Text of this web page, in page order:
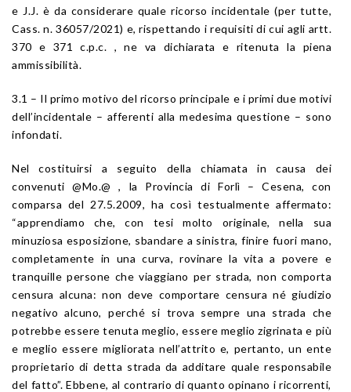
e J.J. è da considerare quale ricorso incidentale (per tutte,
Cass. n. 36057/2021) e, rispettando i requisiti di cui agli artt.
370 e 371 c.p.c. , ne va dichiarata e ritenuta la piena
ammissibilità.
3.1 – Il primo motivo del ricorso principale e i primi due motivi
dell’incidentale – afferenti alla medesima questione – sono
infondati.
Nel costituirsi a seguito della chiamata in causa dei
convenuti @Mo.@ , la Provincia di Forlì – Cesena, con
comparsa del 27.5.2009, ha così testualmente affermato:
“apprendiamo che, con tesi molto originale, nella sua
minuziosa esposizione, sbandare a sinistra, finire fuori mano,
completamente in una curva, rovinare la vita a povere e
tranquille persone che viaggiano per strada, non comporta
censura alcuna: non deve comportare censura né giudizio
negativo alcuno, perché si trova sempre una strada che
potrebbe essere tenuta meglio, essere meglio zigrinata e più
e meglio essere migliorata nell’attrito e, pertanto, un ente
proprietario di detta strada da additare quale responsabile
del fatto”. Ebbene, al contrario di quanto opinano i ricorrenti,